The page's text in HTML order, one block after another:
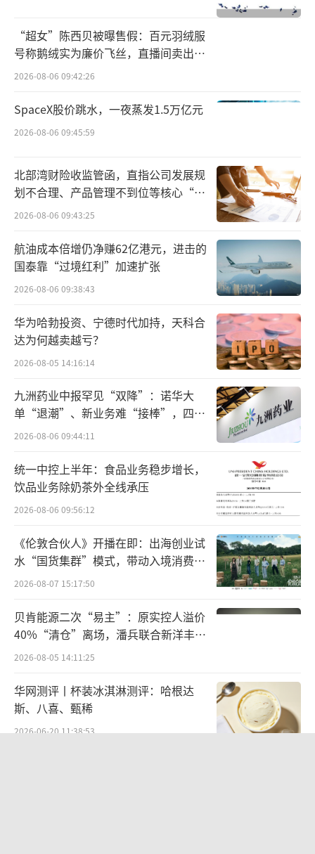
“超女”陈西贝被曝售假：百元羽绒服
号称鹅绒实为廉价飞丝，直播间卖出超
百万元
2026-08-06 09:42:26
SpaceX股价跳水，一夜蒸发1.5万亿元
2026-08-06 09:45:59
北部湾财险收监管函，直指公司发展规
划不合理、产品管理不到位等核心“痛
点”
2026-08-06 09:43:25
航油成本倍增仍净赚62亿港元，进击的
国泰靠“过境红利”加速扩张
2026-08-06 09:38:43
华为哈勃投资、宁德时代加持，天科合
达为何越卖越亏？
2026-08-05 14:16:14
九洲药业中报罕见“双降”：诺华大
单“退潮”、新业务难“接棒”，四大
难关待闯
2026-08-06 09:44:11
统一中控上半年：食品业务稳步增长，
饮品业务除奶茶外全线承压
2026-08-06 09:56:12
《伦敦合伙人》开播在即：出海创业试
水“国货集群”模式，带动入境消费反
向种草
2026-08-07 15:17:50
贝肯能源二次“易主”：原实控人溢价
40%“清仓”离场，潘兵联合新洋丰、
宏科百世拟入主
2026-08-05 14:11:25
华网测评丨杯装冰淇淋测评：哈根达
斯、八喜、甄稀
2026-06-20 11:38:53